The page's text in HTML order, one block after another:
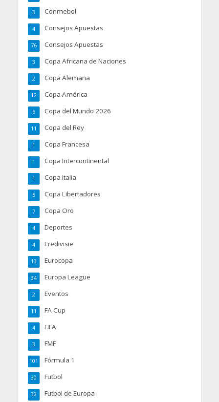
Conmebol
3
Consejos Apuestas
4
Consejos Apuestas
76
Copa Africana de Naciones
3
Copa Alemana
2
Copa América
12
Copa del Mundo 2026
6
Copa del Rey
11
Copa Francesa
1
Copa Intercontinental
1
Copa Italia
1
Copa Libertadores
5
Copa Oro
7
Deportes
4
Eredivisie
4
Eurocopa
13
Europa League
34
Eventos
2
FA Cup
11
FIFA
4
FMF
3
Fórmula 1
101
Futbol
30
Futbol de Europa
32